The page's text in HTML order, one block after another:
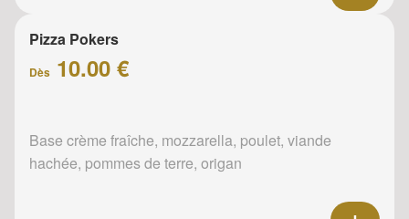
Pizza Pokers
Dès 10.00 €
Base crème fraîche, mozzarella, poulet, viande
hachée, pommes de terre, origan